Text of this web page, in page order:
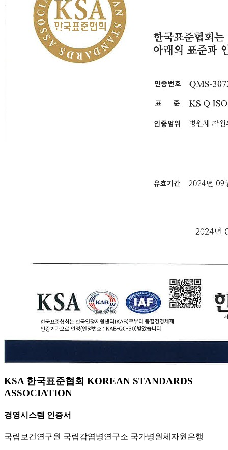
KSA 한국표준협회 KOREAN STANDARDS
ASSOCIATION
경영시스템 인증서
국립보건연구원 국립감염병연구소 국가병원체자원은행